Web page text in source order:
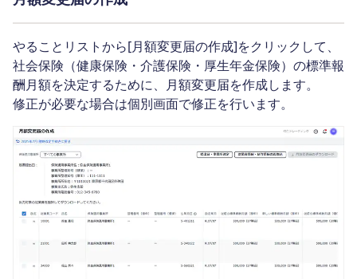
やることリストから[月額変更届の作成]をクリックして、
社会保険（健康保険・介護保険・厚生年金保険）の標準報
酬月額を決定するために、月額変更届を作成します。
修正が必要な場合は個別画面で修正を行います。